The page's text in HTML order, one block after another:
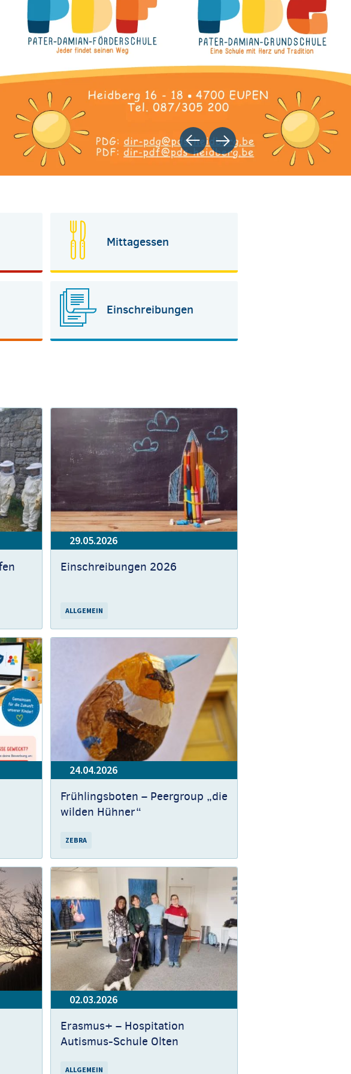
Zurück
Weiter
Mittagessen
Einschreibungen
29.05.2026
Einschreibungen 2026
ALLGEMEIN
24.04.2026
Frühlingsboten – Peergroup „die
wilden Hühner“
ZEBRA
02.03.2026
Erasmus+ – Hospitation
Autismus-Schule Olten
ALLGEMEIN